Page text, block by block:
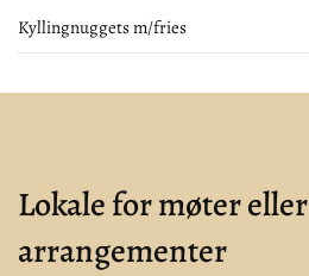
Kyllingnuggets m/fries
Lokale for møter eller
arrangementer